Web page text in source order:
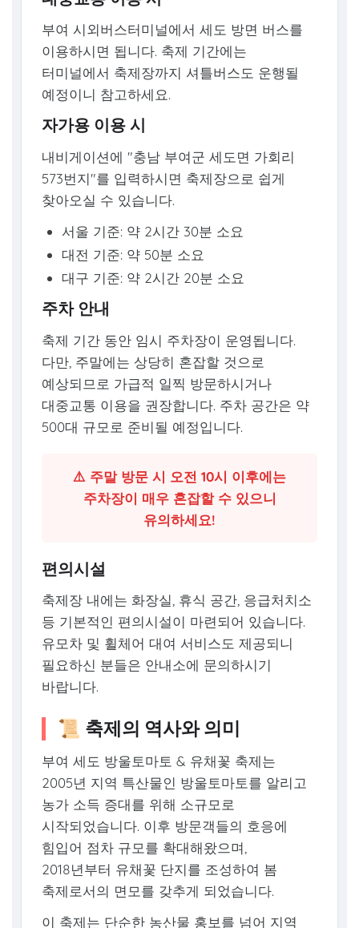
부여 시외버스터미널에서 세도 방면 버스를
이용하시면 됩니다. 축제 기간에는
터미널에서 축제장까지 셔틀버스도 운행될
예정이니 참고하세요.
자가용 이용 시
내비게이션에 "충남 부여군 세도면 가회리
573번지"를 입력하시면 축제장으로 쉽게
찾아오실 수 있습니다.
서울 기준: 약 2시간 30분 소요
대전 기준: 약 50분 소요
대구 기준: 약 2시간 20분 소요
주차 안내
축제 기간 동안 임시 주차장이 운영됩니다.
다만, 주말에는 상당히 혼잡할 것으로
예상되므로 가급적 일찍 방문하시거나
대중교통 이용을 권장합니다. 주차 공간은 약
500대 규모로 준비될 예정입니다.
⚠️ 주말 방문 시 오전 10시 이후에는
주차장이 매우 혼잡할 수 있으니
유의하세요!
편의시설
축제장 내에는 화장실, 휴식 공간, 응급처치소
등 기본적인 편의시설이 마련되어 있습니다.
유모차 및 휠체어 대여 서비스도 제공되니
필요하신 분들은 안내소에 문의하시기
바랍니다.
📜 축제의 역사와 의미
부여 세도 방울토마토 & 유채꽃 축제는
2005년 지역 특산물인 방울토마토를 알리고
농가 소득 증대를 위해 소규모로
시작되었습니다. 이후 방문객들의 호응에
힘입어 점차 규모를 확대해왔으며,
2018년부터 유채꽃 단지를 조성하여 봄
축제로서의 면모를 갖추게 되었습니다.
이 축제는 단순한 농산물 홍보를 넘어 지역